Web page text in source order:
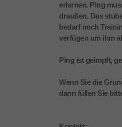
erlernen. Ping
draußen. Das
bedarf noch
verfügen um ihm
Ping ist geimpft,
Wenn Sie die
dann füllen Sie